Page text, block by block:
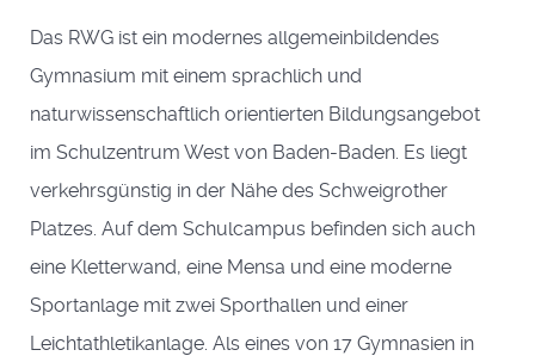
Das RWG ist ein modernes allgemeinbildendes
Gymnasium mit einem sprachlich und
naturwissenschaftlich orientierten Bildungsangebot
im Schulzentrum West von Baden-Baden. Es liegt
verkehrsgünstig in der Nähe des Schweigrother
Platzes. Auf dem Schulcampus befinden sich auch
eine Kletterwand, eine Mensa und eine moderne
Sportanlage mit zwei Sporthallen und einer
Leichtathletikanlage. Als eines von 17 Gymnasien in